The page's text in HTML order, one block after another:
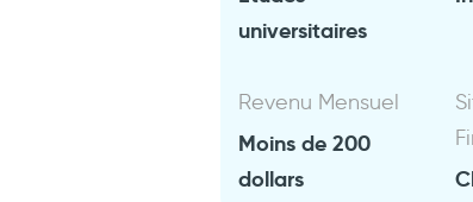
universitaires
Revenu Mensuel
Moins de 200
dollars